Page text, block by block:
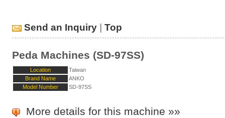
Send an Inquiry | Top
Peda Machines (SD-97SS)
Location
Taiwan
Brand Name
ANKO
Model Number
SD-97SS
More details for this machine »»